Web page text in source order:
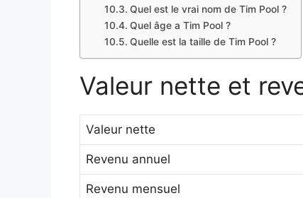
Quel est le vrai nom de Tim Pool ?
Quel âge a Tim Pool ?
Quelle est la taille de Tim Pool ?
Valeur nette et
Valeur nette
Revenu annuel
Revenu mensuel